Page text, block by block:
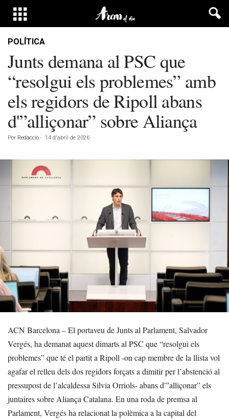
POLÍTICA
Junts demana al PSC que
“resolgui els problemes” amb
els regidors de Ripoll abans
d'”alliçonar” sobre Aliança
Por Redacció - 14 d'abril de 2026
ACN Barcelona – El portaveu de Junts al Parlament, Salvador
Vergés, ha demanat aquest dimarts al PSC que “resolgui els
problemes” que té el partit a Ripoll -on cap membre de la llista vol
agafar el relleu dels dos regidors forçats a dimitir per l’abstenció al
pressupost de l’alcaldessa Sílvia Orriols- abans d'”alliçonar” els
juntaires sobre Aliança Catalana. En una roda de premsa al
Parlament, Vergés ha relacionat la polèmica a la capital del